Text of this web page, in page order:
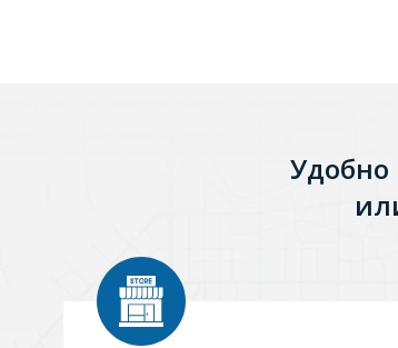
Душевые поддоны
7 категорий
Акриловые
Комплектующие к поддонам